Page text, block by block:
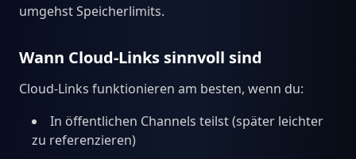
umgehst Speicherlimits.
Wann Cloud-Links sinnvoll sind
Cloud-Links funktionieren am besten, wenn du:
In öffentlichen Channels teilst (später leichter
zu referenzieren)